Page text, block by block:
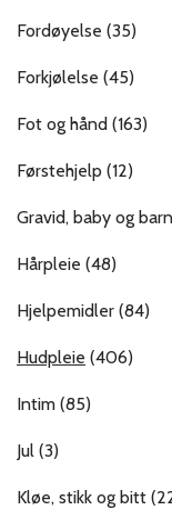
Fordøyelse (35)
Forkjølelse (45)
Fot og hånd (163)
Førstehjelp (12)
Gravid, baby og barn
Hårpleie (48)
Hjelpemidler (84)
Hudpleie (406)
Intim (85)
Jul (3)
Kløe, stikk og bitt